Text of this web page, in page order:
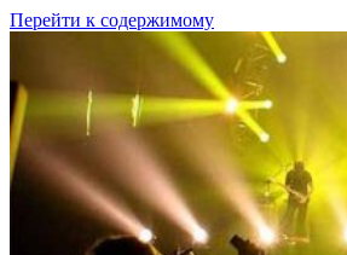
Перейти к содержимому